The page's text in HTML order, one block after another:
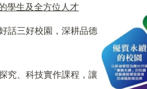
學生及全方位人才
話三好校園，深耕品德
究、科技實作課程，讓